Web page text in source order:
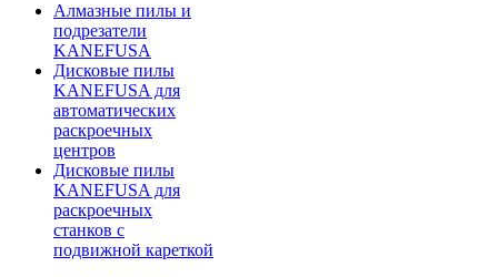
Алмазные пилы и
подрезатели
KANEFUSA
Дисковые пилы
KANEFUSA для
автоматических
раскроечных
центров
Дисковые пилы
KANEFUSA для
раскроечных
станков с
подвижной кареткой